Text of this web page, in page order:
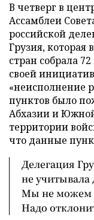
В четверг в
Ассамблеи
российской
Грузия, которая
стран собрала
своей
«неисполнение
пунктов было
Абхазии и
территории
что данные
Делегация
не
Мы не можем
Надо